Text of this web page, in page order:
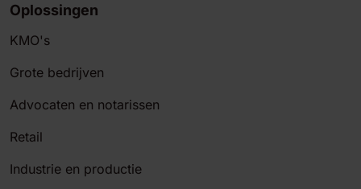
Oplossingen
KMO's
Grote bedrijven
Advocaten en notarissen
Retail
Industrie en productie